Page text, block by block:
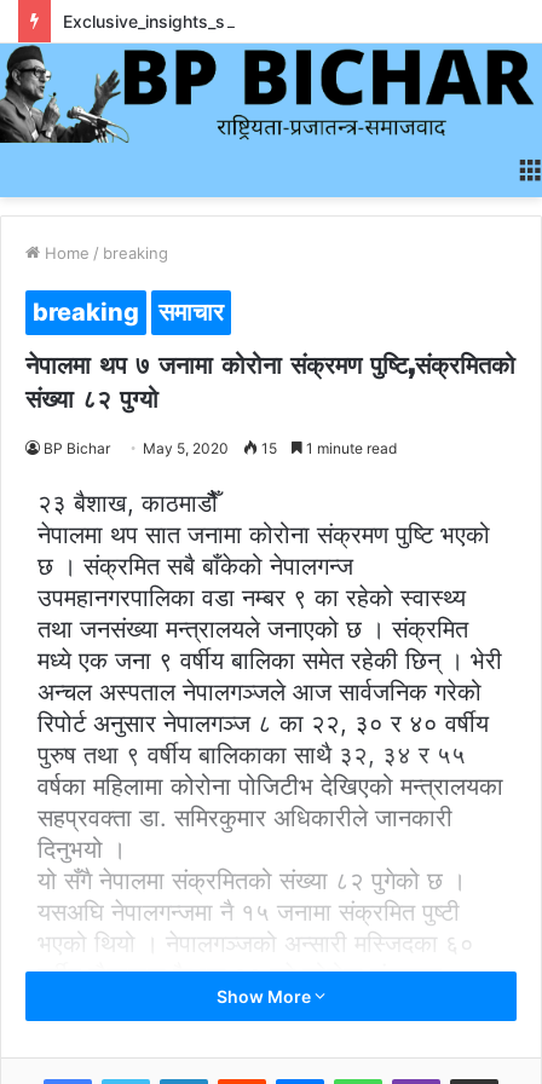
Home / breaking
breaking समाचार
नेपालमा थप ७ जनामा कोरोना संक्रमण पुष्टि,संक्रमितको
संख्या ८२ पुग्यो
BP Bichar May 5, 2020 15 1 minute read
२३ बैशाख, काठमाडौैैँ
नेपालमा थप सात जनामा कोरोना संक्रमण पुष्टि भएको
छ । संक्रमित सबै बाँकेको नेपालगन्ज
उपमहानगरपालिका वडा नम्बर ९ का रहेको स्वास्थ्य
तथा जनसंख्या मन्त्रालयले जनाएको छ । संक्रमित
मध्ये एक जना ९ वर्षीय बालिका समेत रहेकी छिन् । भेरी
अन्चल अस्पताल नेपालगञ्जले आज सार्वजनिक गरेको
रिपोर्ट अनुसार नेपालगञ्ज ८ का २२, ३० र ४० वर्षीय
पुरुष तथा ९ वर्षीय बालिकाका साथै ३२, ३४ र ५५
वर्षका महिलामा कोरोना पोजिटीभ देखिएको मन्त्रालयका
सहप्रवक्ता डा. समिरकुमार अधिकारीले जानकारी
दिनुभयो ।
यो सँगै नेपालमा संक्रमितको संख्या ८२ पुगेको छ ।
यसअघि नेपालगन्जमा नै १५ जनामा संक्रमित पुष्टी
भएको थियो । नेपालगञ्जको अन्सारी मस्जिदका ६०
वर्षीय मौलानामा वैशाख १९ गते कोरोना संक्रमण
देखिएको थियो । उनको कन्ट्याक ट्रेसिङका आधारमा
Show More
LinkedInReddit MessengerWhatsAppViber Share via Email